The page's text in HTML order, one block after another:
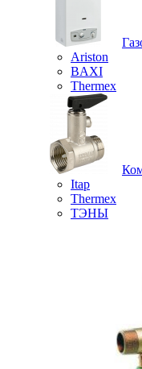
Ariston
BAXI
Thermex
Itap
Thermex
ТЭНЫ